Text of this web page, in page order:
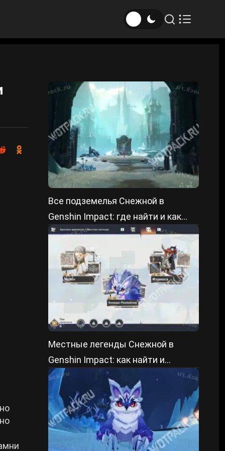
Все подземелья Снежной в
Genshin Impact: где найти и как
пройти
Местные легенды Снежной в
Genshin Impact: как найти и
победить